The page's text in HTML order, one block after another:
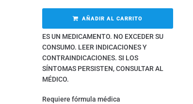
AÑADIR AL CARRITO
ES UN MEDICAMENTO. NO EXCEDER SU
CONSUMO. LEER INDICACIONES Y
CONTRAINDICACIONES. SI LOS
SÍNTOMAS PERSISTEN, CONSULTAR AL
MÉDICO.
Requiere fórmula médica